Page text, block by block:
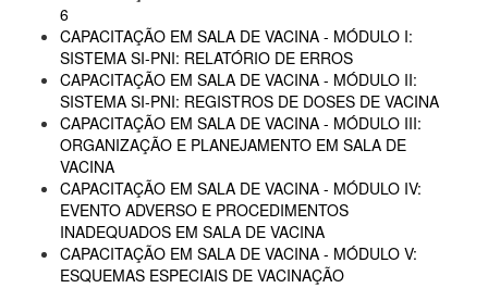
6
CAPACITAÇÃO EM SALA DE VACINA - MÓDULO I:
SISTEMA SI-PNI: RELATÓRIO DE ERROS
CAPACITAÇÃO EM SALA DE VACINA - MÓDULO II:
SISTEMA SI-PNI: REGISTROS DE DOSES DE VACINA
CAPACITAÇÃO EM SALA DE VACINA - MÓDULO III:
ORGANIZAÇÃO E PLANEJAMENTO EM SALA DE
VACINA
CAPACITAÇÃO EM SALA DE VACINA - MÓDULO IV:
EVENTO ADVERSO E PROCEDIMENTOS
INADEQUADOS EM SALA DE VACINA
CAPACITAÇÃO EM SALA DE VACINA - MÓDULO V:
ESQUEMAS ESPECIAIS DE VACINAÇÃO